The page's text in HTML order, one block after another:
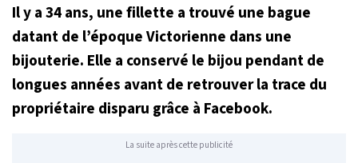
Il y a 34 ans, une fillette a trouvé une bague
datant de l’époque Victorienne dans une
bijouterie. Elle a conservé le bijou pendant de
longues années avant de retrouver la trace du
propriétaire disparu grâce à Facebook.
La suite après cette publicité